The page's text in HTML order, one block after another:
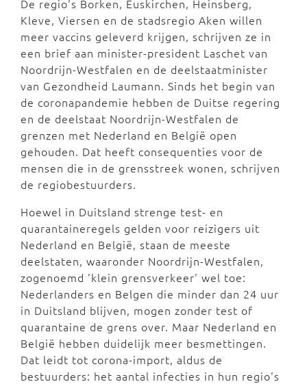
De regio's Borken, Euskirchen, Heinsberg,
Kleve, Viersen en de stadsregio Aken willen
meer vaccins geleverd krijgen, schrijven ze in
een brief aan minister-president Laschet van
Noordrijn-Westfalen en de deelstaatminister
van Gezondheid Laumann. Sinds het begin van
de coronapandemie hebben de Duitse regering
en de deelstaat Noordrijn-Westfalen de
grenzen met Nederland en België open
gehouden. Dat heeft consequenties voor de
mensen die in de grensstreek wonen, schrijven
de regiobestuurders.
Hoewel in Duitsland strenge test- en
quarantaineregels gelden voor reizigers uit
Nederland en België, staan de meeste
deelstaten, waaronder Noordrijn-Westfalen,
zogenoemd 'klein grensverkeer' wel toe:
Nederlanders en Belgen die minder dan 24 uur
in Duitsland blijven, mogen zonder test of
quarantaine de grens over. Maar Nederland en
België hebben duidelijk meer besmettingen.
Dat leidt tot corona-import, aldus de
bestuurders: het aantal infecties in hun regio's